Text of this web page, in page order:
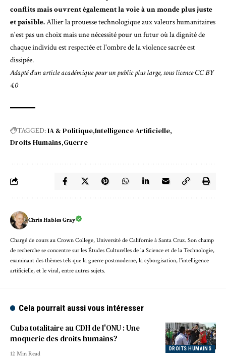
conflits mais ouvrent également la voie à un monde plus juste
et paisible.Allier la prouesse technologique aux valeurs humanitaires
n'est pas un choix mais une nécessité pour un futur où la dignité de
chaque individu est respectée et l'ombre de la violence sacrée est
dissipée.
Adapté d'un article académiquepour un public plus large, sous licenceCC BY
4.0
TAGGED:IA & Politique Intelligence Artificielle
Droits Humains Guerre
Chris Hables Gray
Chargé de cours au Crown College, Université de Californie à Santa Cruz. Son champ
de recherche se concentre sur les Études Culturelles de la Science et de la Technologie,
examinant des thèmes tels que la guerre postmoderne, la cyborgisation, l'intelligence
artificielle, et le viral, entre autres sujets.
Cela pourrait aussi vous intéresser
DROITS HUMAINS
Cuba totalitaire au CDH de l'ONU : Une
moquerie des droits humains?
12 Min Read